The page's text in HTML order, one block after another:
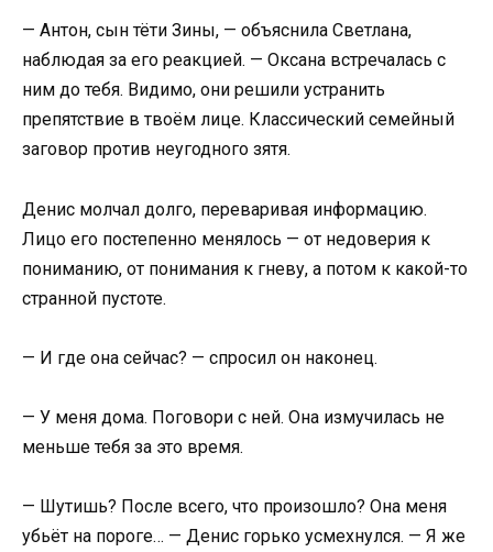
— Антон, сын тёти Зины, — объяснила Светлана,
наблюдая за его реакцией. — Оксана встречалась с
ним до тебя. Видимо, они решили устранить
препятствие в твоём лице. Классический семейный
заговор против неугодного зятя.
Денис молчал долго, переваривая информацию.
Лицо его постепенно менялось — от недоверия к
пониманию, от понимания к гневу, а потом к какой-то
странной пустоте.
— И где она сейчас? — спросил он наконец.
— У меня дома. Поговори с ней. Она измучилась не
меньше тебя за это время.
— Шутишь? После всего, что произошло? Она меня
убьёт на пороге… — Денис горько усмехнулся. — Я же